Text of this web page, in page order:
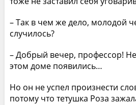
– Так в чем же дело, молодой
случилось?
– Добрый вечер, профессор!
этом доме появились…
Но он не успел произнести
потому что тетушка Роза